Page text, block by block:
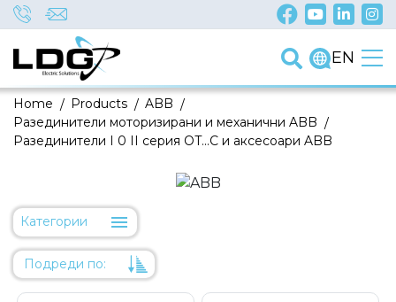
EN
/
Home /
Products /
ABB
/
Разединители моторизирани и механични ABB
Разединители I 0 II серия OT...C и аксесоари ABB
Категории
Подреди по: